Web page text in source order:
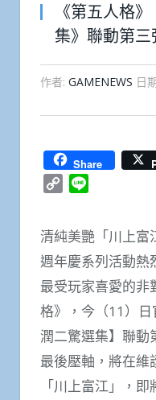
《第五人格
集》聯動第三
作者: GAMENEWS 日
Share
Copy
清純美艷「川上富
週年慶系列活動熱
最受玩家喜愛的非
格》，今（11）
潤二驚選集】聯動
最後壓軸，將在維
「川上富江」，